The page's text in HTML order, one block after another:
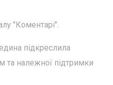
"Коментарі".
підкреслила
та належної підтримки